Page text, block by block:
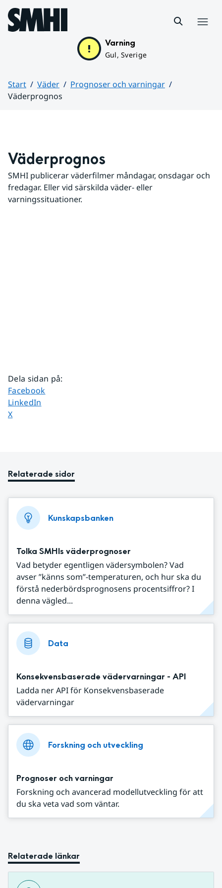
Hoppa till sidans innehåll
Varning
Gul, Sverige
Start Väder
Prognoser och varningar
Väderprognos
Väderprognos
SMHI publicerar väderfilmer måndagar, onsdagar och
fredagar. Eller vid särskilda väder- eller
varningssituationer.
Dela sidan på:
Dela sidan på
Facebook
Dela sidan på
LinkedIn
Dela sidan på
X
Relaterade sidor
Kunskapsbanken
Tolka SMHIs väderprognoser
Vad betyder egentligen vädersymbolen? Vad
avser ”känns som”-temperaturen, och hur ska du
förstå nederbördsprognosens procentsiffror? I
denna vägled...
Data
Konsekvensbaserade vädervarningar - API
Ladda ner API för Konsekvensbaserade
vädervarningar
Forskning och utveckling
Prognoser och varningar
Forskning och avancerad modellutveckling för att
du ska veta vad som väntar.
Relaterade länkar